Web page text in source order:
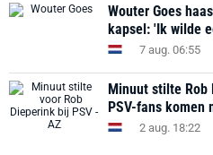
Wouter Goes
kapsel: 'Ik wilde
7 aug. 06:55
Minuut stilte Rob
PSV-fans komen
2 aug. 18:22